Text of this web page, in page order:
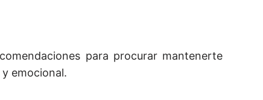
para procurar mantenerte
emocional.